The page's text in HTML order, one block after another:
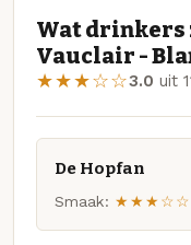
Wat drinkers
Vauclair -
★★★☆☆3.0 uit
De Hopfan
Smaak: ★★★☆☆